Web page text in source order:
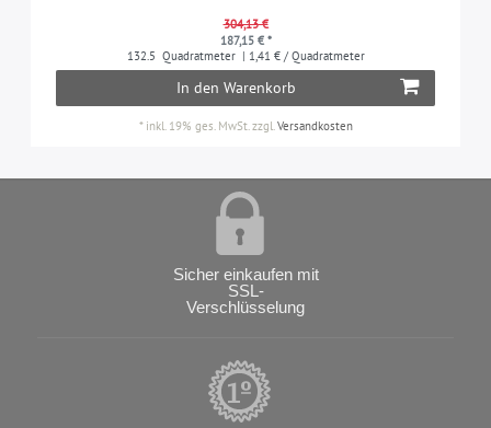
304,13 €
187,15 € *
132.5 Quadratmeter | 1,41 € / Quadratmeter
In den Warenkorb
* inkl. 19% ges. MwSt.zzgl.Versandkosten
Sicher einkaufen mit
SSL-
Verschlüsselung